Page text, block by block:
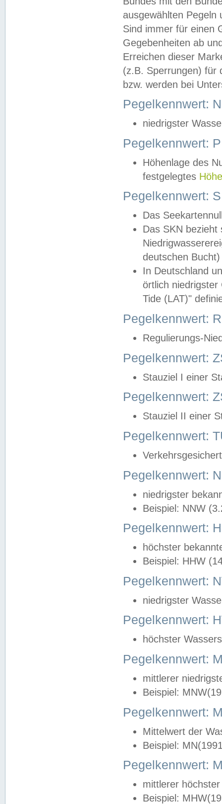
ausgewählten
Sind immer für einen
Gegebenheiten ab
Erreichen dieser
(z.B. Sperrungen) für
bzw. werden bei
Pegelkennwert:
niedrigster
Pegelkennwert:
Höhenlage des
festgelegtes
Pegelkennwert:
Das
Das SKN
deutschen
In Deutschland
örtlich
Tide (LAT)"
Pegelkennwert:
Regulierungs-
Pegelkennwert:
Stauziel I einer
Pegelkennwert:
Stauziel II einer
Pegelkennwert:
Pegelkennwert:
niedrigster
Beispiel: NNW
Pegelkennwert:
höchster
Beispiel: HHW
Pegelkennwert:
niedrigster
Pegelkennwert:
höchster
Pegelkennwert:
mittlerer
Beispiel:
Pegelkennwert:
Mittelwert der
Beispiel:
Pegelkennwert:
mittlerer
Beispiel: